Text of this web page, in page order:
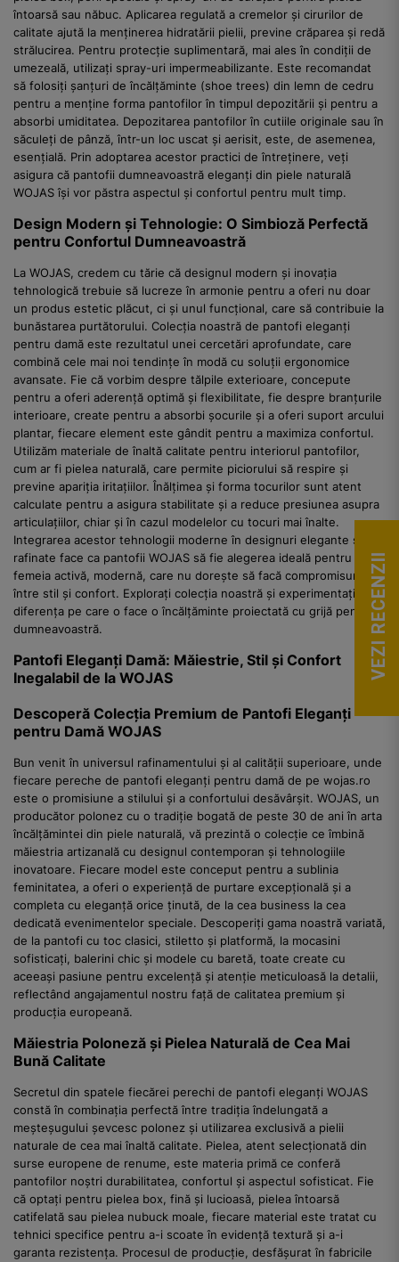
întoarsă sau năbuc. Aplicarea regulată a cremelor și cirurilor de
calitate ajută la menținerea hidratării pielii, previne crăparea și redă
strălucirea. Pentru protecție suplimentară, mai ales în condiții de
umezeală, utilizați spray-uri impermeabilizante. Este recomandat
să folosiți șanțuri de încălțăminte (shoe trees) din lemn de cedru
pentru a menține forma pantofilor în timpul depozitării și pentru a
absorbi umiditatea. Depozitarea pantofilor în cutiile originale sau în
săculeți de pânză, într-un loc uscat și aerisit, este, de asemenea,
esențială. Prin adoptarea acestor practici de întreținere, veți
asigura că pantofii dumneavoastră eleganți din piele naturală
WOJAS își vor păstra aspectul și confortul pentru mult timp.
Design Modern și Tehnologie: O Simbioză Perfectă
pentru Confortul Dumneavoastră
La WOJAS, credem cu tărie că designul modern și inovația
tehnologică trebuie să lucreze în armonie pentru a oferi nu doar
un produs estetic plăcut, ci și unul funcțional, care să contribuie la
bunăstarea purtătorului. Colecția noastră de pantofi eleganți
pentru damă este rezultatul unei cercetări aprofundate, care
combină cele mai noi tendințe în modă cu soluții ergonomice
avansate. Fie că vorbim despre tălpile exterioare, concepute
pentru a oferi aderență optimă și flexibilitate, fie despre branțurile
interioare, create pentru a absorbi șocurile și a oferi suport arcului
plantar, fiecare element este gândit pentru a maximiza confortul.
Utilizăm materiale de înaltă calitate pentru interiorul pantofilor,
cum ar fi pielea naturală, care permite piciorului să respire și
previne apariția iritațiilor. Înălțimea și forma tocurilor sunt atent
calculate pentru a asigura stabilitate și a reduce presiunea asupra
articulațiilor, chiar și în cazul modelelor cu tocuri mai înalte.
Integrarea acestor tehnologii moderne în designuri elegante și
rafinate face ca pantofii WOJAS să fie alegerea ideală pentru
femeia activă, modernă, care nu dorește să facă compromisuri
între stil și confort. Explorați colecția noastră și experimentați
diferența pe care o face o încălțăminte proiectată cu grijă pentru
dumneavoastră.
Pantofi Eleganți Damă: Măiestrie, Stil și Confort
Inegalabil de la WOJAS
Descoperă Colecția Premium de Pantofi Eleganți
pentru Damă WOJAS
Bun venit în universul rafinamentului și al calității superioare, unde
fiecare pereche de pantofi eleganți pentru damă de pe wojas.ro
este o promisiune a stilului și a confortului desăvârșit. WOJAS, un
producător polonez cu o tradiție bogată de peste 30 de ani în arta
încălțămintei din piele naturală, vă prezintă o colecție ce îmbină
măiestria artizanală cu designul contemporan și tehnologiile
inovatoare. Fiecare model este conceput pentru a sublinia
feminitatea, a oferi o experiență de purtare excepțională și a
completa cu eleganță orice ținută, de la cea business la cea
dedicată evenimentelor speciale. Descoperiți gama noastră variată,
de la pantofi cu toc clasici, stiletto și platformă, la mocasini
sofisticați, balerini chic și modele cu baretă, toate create cu
aceeași pasiune pentru excelență și atenție meticuloasă la detalii,
reflectând angajamentul nostru față de calitatea premium și
producția europeană.
Măiestria Poloneză și Pielea Naturală de Cea Mai
Bună Calitate
Secretul din spatele fiecărei perechi de pantofi eleganți WOJAS
constă în combinația perfectă între tradiția îndelungată a
meșteșugului șevcesc polonez și utilizarea exclusivă a pielii
naturale de cea mai înaltă calitate. Pielea, atent selecționată din
surse europene de renume, este materia primă ce conferă
pantofilor noștri durabilitatea, confortul și aspectul sofisticat. Fie
că optați pentru pielea box, fină și lucioasă, pielea întoarsă
catifelată sau pielea nubuck moale, fiecare material este tratat cu
tehnici specifice pentru a-i scoate în evidență textură și a-i
garanta rezistența. Procesul de producție, desfășurat în fabricile
VEZI RECENZII